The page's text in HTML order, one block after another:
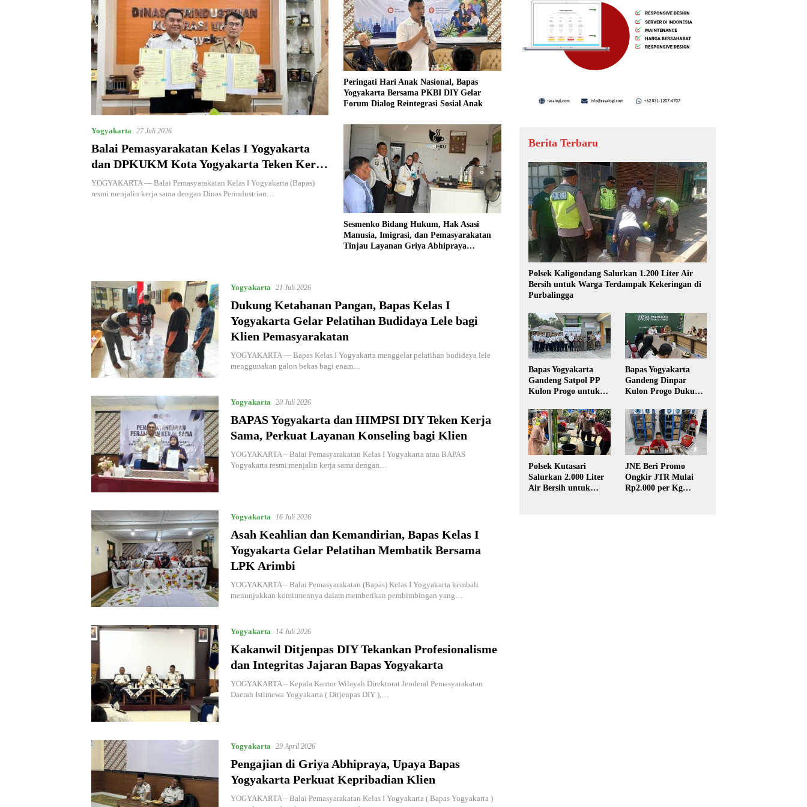
Yogyakarta 27 Juli 2026
Balai Pemasyarakatan Kelas I Yogyakarta
dan DPKUKM Kota Yogyakarta Teken Kerja
Sama Pelaksanaan Pidana Kerja Sosial
YOGYAKARTA — Balai Pemasyarakatan Kelas I Yogyakarta (Bapas)
resmi menjalin kerja sama dengan Dinas Perindustrian…
Peringati Hari Anak Nasional, Bapas
Yogyakarta Bersama PKBI DIY Gelar
Forum Dialog Reintegrasi Sosial Anak
Sesmenko Bidang Hukum, Hak Asasi
Manusia, Imigrasi, dan Pemasyarakatan
Tinjau Layanan Griya Abhipraya
Yogyakarta 21 Juli 2026
Dukung Ketahanan Pangan, Bapas Kelas I
Yogyakarta Gelar Pelatihan Budidaya Lele bagi
Klien Pemasyarakatan
YOGYAKARTA — Bapas Kelas I Yogyakarta menggelar pelatihan budidaya lele
menggunakan galon bekas bagi enam…
Yogyakarta 20 Juli 2026
BAPAS Yogyakarta dan HIMPSI DIY Teken Kerja
Sama, Perkuat Layanan Konseling bagi Klien
YOGYAKARTA – Balai Pemasyarakatan Kelas I Yogyakarta atau BAPAS
Yogyakarta resmi menjalin kerja sama dengan…
Yogyakarta 16 Juli 2026
Asah Keahlian dan Kemandirian, Bapas Kelas I
Yogyakarta Gelar Pelatihan Membatik Bersama
LPK Arimbi
YOGYAKARTA – Balai Pemasyarakatan (Bapas) Kelas I Yogyakarta kembali
menunjukkan komitmennya dalam memberikan pembimbingan yang…
Yogyakarta 14 Juli 2026
Kakanwil Ditjenpas DIY Tekankan Profesionalisme
dan Integritas Jajaran Bapas Yogyakarta
YOGYAKARTA – Kepala Kantor Wilayah Direktorat Jenderal Pemasyarakatan
Daerah Istimewa Yogyakarta ( Ditjenpas DIY ),…
Yogyakarta 29 April 2026
Pengajian di Griya Abhipraya, Upaya Bapas
Yogyakarta Perkuat Kepribadian Klien
YOGYAKARTA – Balai Pemasyarakatan Kelas I Yogyakarta ( Bapas Yogyakarta )
Berita Terbaru
Polsek Kaligondang Salurkan 1.200 Liter Air
Bersih untuk Warga Terdampak Kekeringan di
Purbalingga
Bapas Yogyakarta
Gandeng Satpol PP
Kulon Progo untuk
Kerja Sosial
Bapas Yogyakarta
Gandeng Dinpar
Kulon Progo Dukung
Kerja Sosial dalam
KUHP Baru
Polsek Kutasari
Salurkan 2.000 Liter
Air Bersih untuk
JNE Beri Promo
Ongkir JTR Mulai
Rp2.000 per Kg